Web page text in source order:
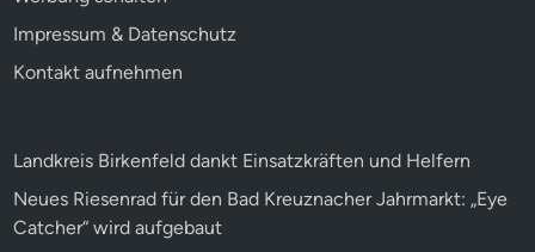
Impressum & Datenschutz
Kontakt aufnehmen
Landkreis Birkenfeld dankt Einsatzkräften und Helfern
Neues Riesenrad für den Bad Kreuznacher Jahrmarkt: „Eye
Catcher“ wird aufgebaut